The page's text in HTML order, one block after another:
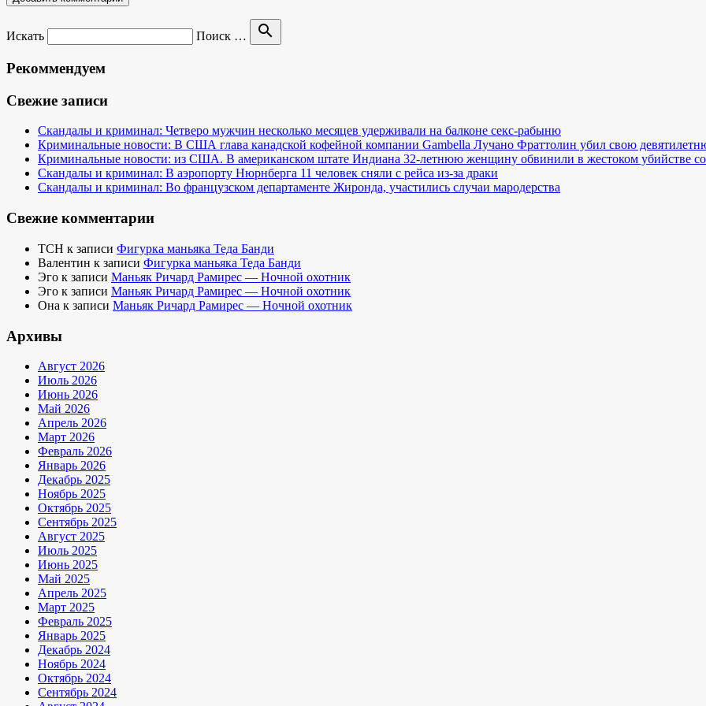
Искать Поиск … search
Рекоммендуем
Свежие записи
Скандалы и криминал: Четверо мужчин несколько месяцев удерживали на балконе секс-рабыню
Криминальные новости: В США глава канадской кофейной компании Gambella Лучано Фраттолин убил свою
Криминальные новости: из США. В американском штате Индиана 32-летнюю женщину обвинили в жестоком убийстве
Скандалы и криминал: В аэропорту Нюрнберга 11 человек сняли с рейса из-за драки
Скандалы и криминал: Во французском департаменте Жиронда, участились случаи мародерства
Свежие комментарии
TCH к записи Фигурка маньяка Теда Банди
Валентин к записи Фигурка маньяка Теда Банди
Эго к записи Маньяк Ричард Рамирес — Ночной охотник
Эго к записи Маньяк Ричард Рамирес — Ночной охотник
Она к записи Маньяк Ричард Рамирес — Ночной охотник
Архивы
Август 2026
Июль 2026
Июнь 2026
Май 2026
Апрель 2026
Март 2026
Февраль 2026
Январь 2026
Декабрь 2025
Ноябрь 2025
Октябрь 2025
Сентябрь 2025
Август 2025
Июль 2025
Июнь 2025
Май 2025
Апрель 2025
Март 2025
Февраль 2025
Январь 2025
Декабрь 2024
Ноябрь 2024
Октябрь 2024
Сентябрь 2024